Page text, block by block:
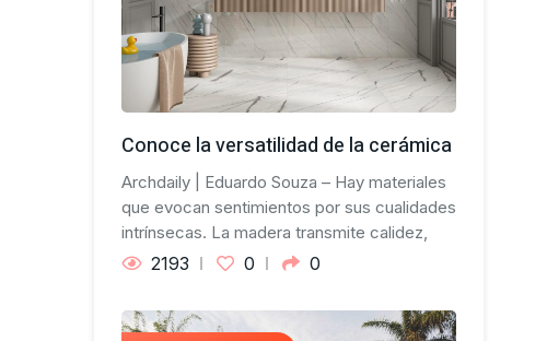
Conoce la versatilidad de la cerámica
Archdaily | Eduardo Souza – Hay materiales
que evocan sentimientos por sus cualidades
intrínsecas. La madera transmite calidez,
2193 0 0